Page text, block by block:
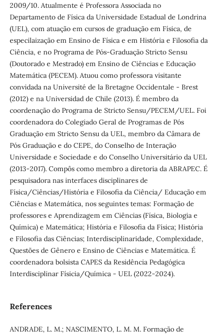
2009/10. Atualmente é Professora Associada no
Departamento de Física da Universidade Estadual de Londrina
(UEL), com atuação em cursos de graduação em Física, de
especilaização em Ensino de Física e em História e Filosofia da
Ciência, e no Programa de Pós-Graduação Stricto Sensu
(Doutorado e Mestrado) em Ensino de Ciências e Educação
Matemática (PECEM). Atuou como professora visitante
convidada na Université de la Bretagne Occidentale - Brest
(2012) e na Universidad de Chile (2013). É membro da
coordenação do Programa de Stricto Sensu/PECEM/UEL. Foi
coordenadora do Colegiado Geral de Programas de Pós
Graduação em Stricto Sensu da UEL, membro da Câmara de
Pós Graduação e do CEPE, do Conselho de Interação
Universidade e Sociedade e do Conselho Universitário da UEL
(2013-2017). Compôs como membro a diretoria da ABRAPEC. É
pesquisadora nas interfaces disciplinares de
Física/Ciências/História e Filosofia da Ciência/ Educação em
Ciências e Matemática, nos seguintes temas: Formação de
professores e Aprendizagem em Ciências (Física, Biologia e
Química) e Matemática; História e Filosofia da Física; História
e Filosofia das Ciências; Interdisciplinaridade, Complexidade,
Questões de Gênero e Ensino de Ciências e Matemática. É
coordenadora bolsista CAPES da Residência Pedagógica
Interdisciplinar Físicia/Química - UEL (2022-2024).
References
ANDRADE, L. M.; NASCIMENTO, L. M. M. Formação de